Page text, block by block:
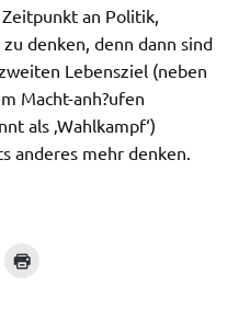
an Politik,
denken, denn dann sind
Lebensziel (neben
Macht-anh?ufen
als ‚Wahlkampf‘)
anderes mehr denken.